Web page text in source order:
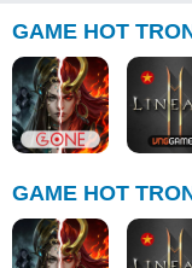
GAME HOT
GAME HOT